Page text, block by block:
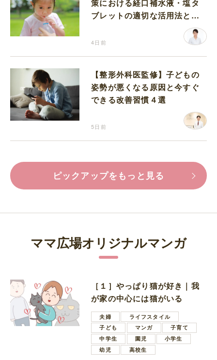
策における経口補水液・塩タ
ブレットの適切な活用法と水
4日前
【整形外科医監修】子どもの
姿勢が悪くなる原因と今すぐ
できる改善習慣４選
5日前
ピックアップをもっと見る
ママ広場オリジナルマンガ
［１］やっぱり猫が好き｜我
が家の中心には猫がいる
夫婦
ライフスタイル
子ども
マンガ
子育て
中学生
園児
小学生
幼児
高校生